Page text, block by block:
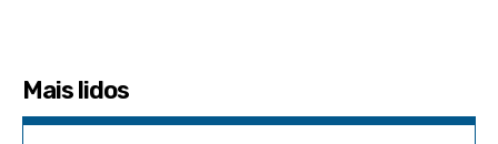
Mais lidos